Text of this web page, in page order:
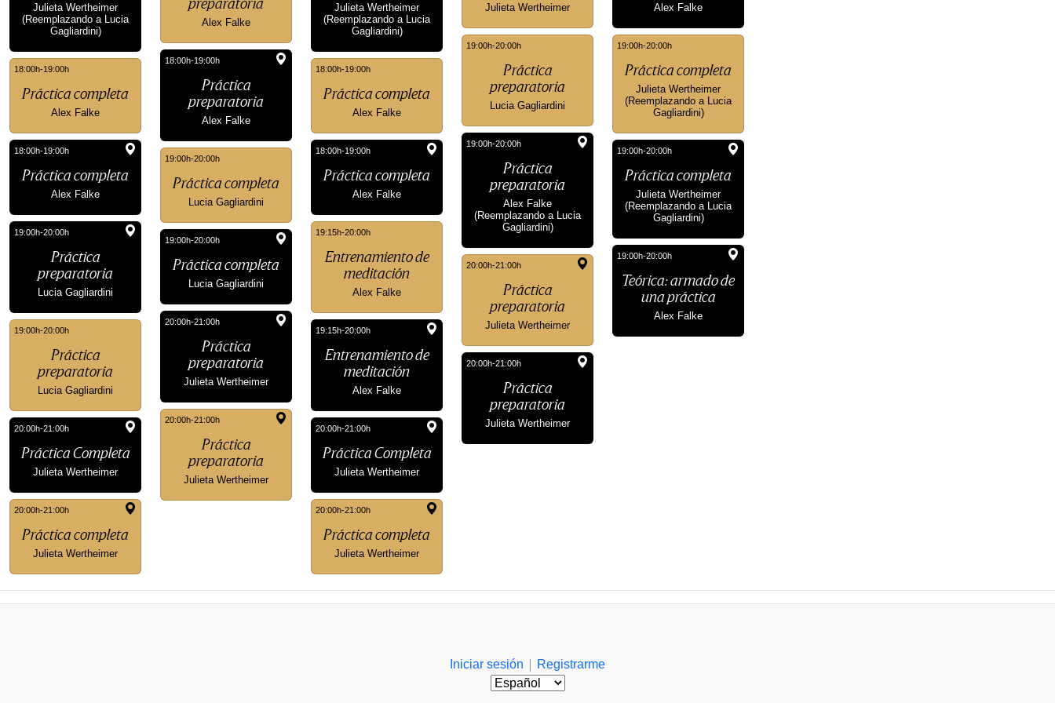
Julieta Wertheimer
(Reemplazando a Lucia
Gagliardini)
18:00h-19:00h
Práctica completa
Alex Falke
18:00h-19:00h
Práctica completa
Alex Falke
19:00h-20:00h
Práctica
preparatoria
Lucia Gagliardini
19:00h-20:00h
Práctica
preparatoria
Lucia Gagliardini
20:00h-21:00h
Práctica Completa
Julieta Wertheimer
20:00h-21:00h
Práctica completa
Julieta Wertheimer
preparatoria
Alex Falke
18:00h-19:00h
Práctica
preparatoria
Alex Falke
19:00h-20:00h
Práctica completa
Lucia Gagliardini
19:00h-20:00h
Práctica completa
Lucia Gagliardini
20:00h-21:00h
Práctica
preparatoria
Julieta Wertheimer
20:00h-21:00h
Práctica
preparatoria
Julieta Wertheimer
Julieta Wertheimer
(Reemplazando a Lucia
Gagliardini)
18:00h-19:00h
Práctica completa
Alex Falke
18:00h-19:00h
Práctica completa
Alex Falke
19:15h-20:00h
Entrenamiento de
meditación
Alex Falke
19:15h-20:00h
Entrenamiento de
meditación
Alex Falke
20:00h-21:00h
Práctica Completa
Julieta Wertheimer
20:00h-21:00h
Práctica completa
Julieta Wertheimer
Julieta Wertheimer
19:00h-20:00h
Práctica
preparatoria
Lucia Gagliardini
19:00h-20:00h
Práctica
preparatoria
Alex Falke
(Reemplazando a Lucia
Gagliardini)
20:00h-21:00h
Práctica
preparatoria
Julieta Wertheimer
20:00h-21:00h
Práctica
preparatoria
Julieta Wertheimer
Alex Falke
19:00h-20:00h
Práctica completa
Julieta Wertheimer
(Reemplazando a Lucia
Gagliardini)
19:00h-20:00h
Práctica completa
Julieta Wertheimer
(Reemplazando a Lucia
Gagliardini)
19:00h-20:00h
Teórica: armado de
una práctica
Alex Falke
Iniciar sesión | Registrarme